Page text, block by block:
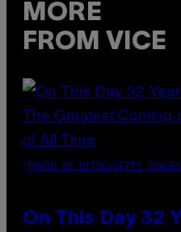
MORE
FROM VICE
(PHOTO BY NITRO/GETTY
On This Day 32